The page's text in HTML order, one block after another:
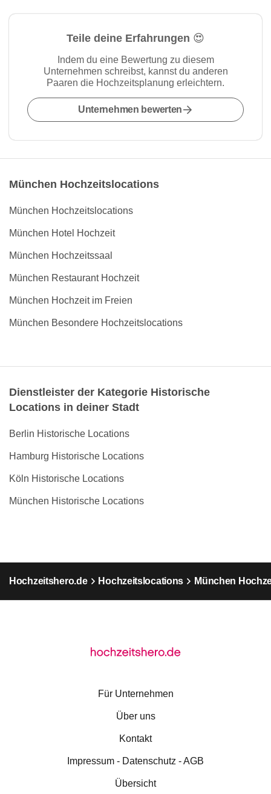
Teile deine Erfahrungen 😍
Indem du eine Bewertung zu diesem
Unternehmen schreibst, kannst du anderen
Paaren die Hochzeitsplanung erleichtern.
Unternehmen bewerten
München Hochzeitslocations
München Hochzeitslocations
München Hotel Hochzeit
München Hochzeitssaal
München Restaurant Hochzeit
München Hochzeit im Freien
München Besondere Hochzeitslocations
Dienstleister der Kategorie Historische
Locations in deiner Stadt
Berlin Historische Locations
Hamburg Historische Locations
Köln Historische Locations
München Historische Locations
Hochzeitshero.de Hochzeitslocations München
Für Unternehmen
Über uns
Kontakt
Impressum - Datenschutz - AGB
Übersicht